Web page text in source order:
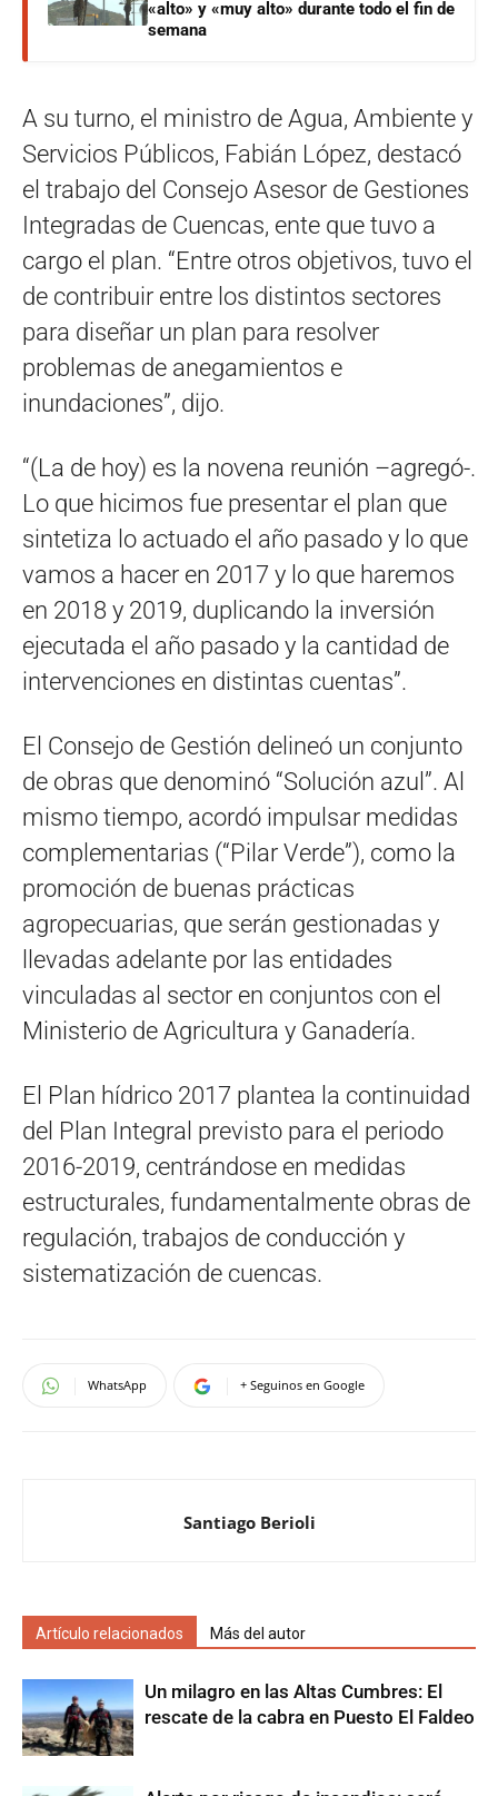
«alto» y «muy alto» durante todo el fin de
semana
A su turno, el ministro de Agua, Ambiente y
Servicios Públicos, Fabián López, destacó
el trabajo del Consejo Asesor de Gestiones
Integradas de Cuencas, ente que tuvo a
cargo el plan. “Entre otros objetivos, tuvo el
de contribuir entre los distintos sectores
para diseñar un plan para resolver
problemas de anegamientos e
inundaciones”, dijo.
“(La de hoy) es la novena reunión –agregó-.
Lo que hicimos fue presentar el plan que
sintetiza lo actuado el año pasado y lo que
vamos a hacer en 2017 y lo que haremos
en 2018 y 2019, duplicando la inversión
ejecutada el año pasado y la cantidad de
intervenciones en distintas cuentas”.
El Consejo de Gestión delineó un conjunto
de obras que denominó “Solución azul”. Al
mismo tiempo, acordó impulsar medidas
complementarias (“Pilar Verde”), como la
promoción de buenas prácticas
agropecuarias, que serán gestionadas y
llevadas adelante por las entidades
vinculadas al sector en conjuntos con el
Ministerio de Agricultura y Ganadería.
El Plan hídrico 2017 plantea la continuidad
del Plan Integral previsto para el periodo
2016-2019, centrándose en medidas
estructurales, fundamentalmente obras de
regulación, trabajos de conducción y
sistematización de cuencas.
WhatsApp + Seguinos en Google
Santiago Berioli
Artículo relacionados Más del autor
Un milagro en las Altas Cumbres: El
rescate de la cabra en Puesto El Faldeo